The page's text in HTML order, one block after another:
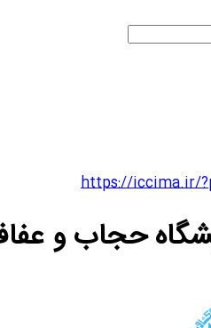
https://iccima.ir/
حجاب و